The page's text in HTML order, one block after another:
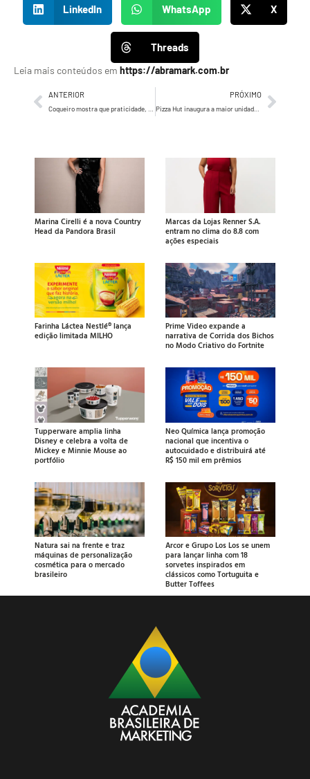
LinkedIn WhatsApp X
Threads
Leia mais conteúdos em https://abramark.com.br
ANTERIOR PRÓXIMO
Pizza Hut inaugura a maior unidade do país no Beto Carrero World
Marina Cirelli é a nova Country
Head da Pandora Brasil
Marcas da Lojas Renner S.A.
entram no clima do 8.8 com
ações especiais
Farinha Láctea Nestlé® lança
edição limitada MILHO
Prime Video expande a
narrativa de Corrida dos Bichos
no Modo Criativo do Fortnite
Tupperware amplia linha
Disney e celebra a volta de
Mickey e Minnie Mouse ao
portfólio
Neo Química lança promoção
nacional que incentiva o
autocuidado e distribuirá até
R$ 150 mil em prêmios
Natura sai na frente e traz
máquinas de personalização
cosmética para o mercado
brasileiro
Arcor e Grupo Los Los se unem
para lançar linha com 18
sorvetes inspirados em
clássicos como Tortuguita e
Butter Toffees